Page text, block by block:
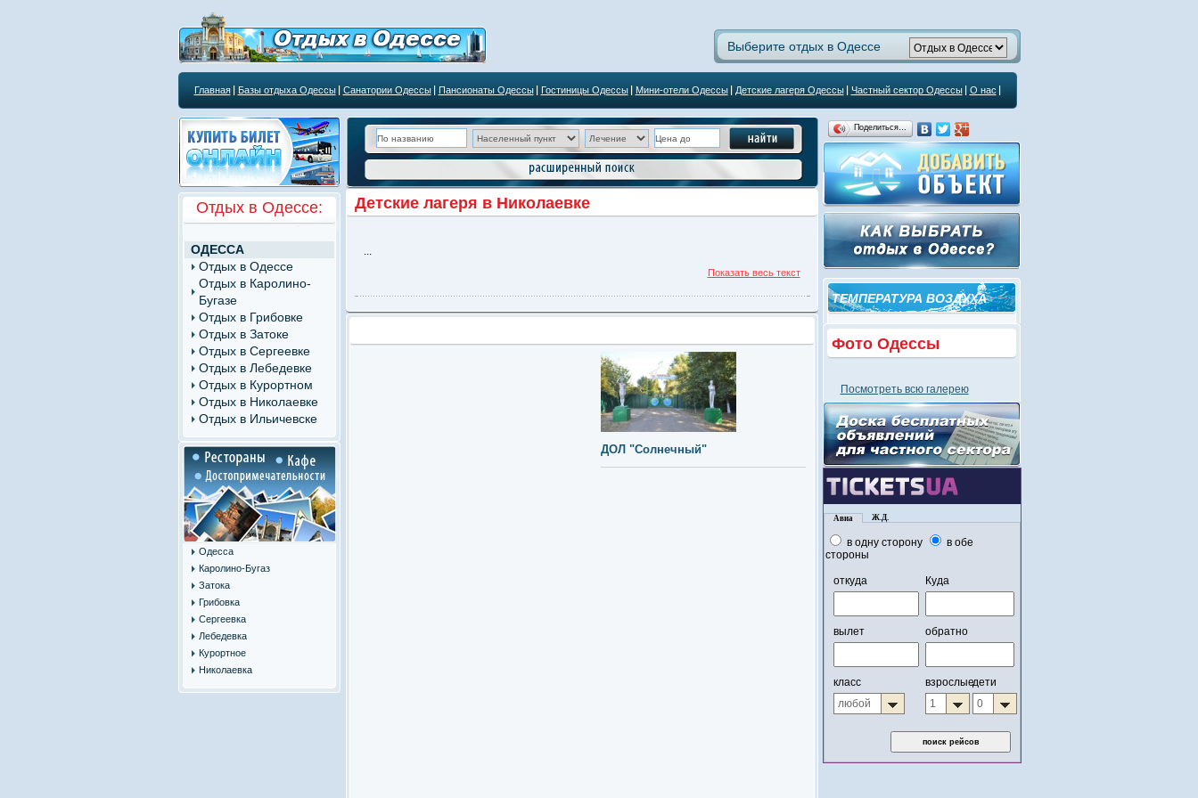
Выберите отдых в Одессе
Главная Базы отдыха Одессы Санатории Одессы Пансионаты Одессы Гостиницы Одессы Мини-отели Одессы Детские лагеря Одессы Частный сектор Одессы О нас
Курортным учреждениям Поделиться…
ТЕМПЕРАТУРА ВОЗДУХА
Фото Одессы
Посмотреть всю галерею
Отдых в Одессе:
ОДЕССА
Отдых в Одессе
Отдых в Каролино-
Бугазе
Отдых в Грибовке
Отдых в Затоке
Отдых в Сергеевке
Отдых в Лебедевке
Отдых в Курортном
Отдых в Николаевке
Отдых в Ильичевске
Одесса
Каролино-Бугаз
Затока
Грибовка
Сергеевка
Лебедевка
Курортное
Николаевка
Детские лагеря в Николаевке
...
Показать весь текст
ДОЛ "Солнечный"